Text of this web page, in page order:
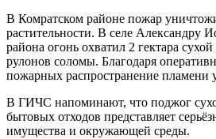
В Комратском районе пожар
растительности. В селе Александру
района огонь охватил 2 гектара
рулонов соломы. Благодаря
пожарных распространение пламени
В ГИЧС напоминают, что поджог
бытовых отходов представляет
имущества и окружающей среды.